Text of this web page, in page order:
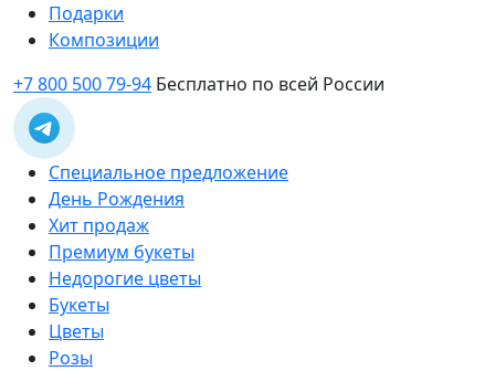
Подарки
Композиции
+7 800 500 79-94 Бесплатно по всей России
Специальное предложение
День Рождения
Хит продаж
Премиум букеты
Недорогие цветы
Букеты
Цветы
Розы